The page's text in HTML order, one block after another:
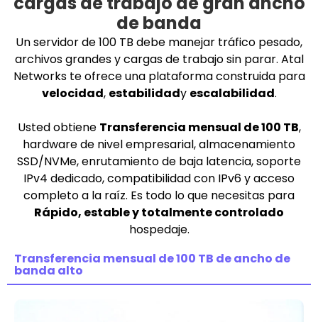
de banda
Un servidor de 100 TB debe manejar tráfico pesado,
archivos grandes y cargas de trabajo sin parar. Atal
Networks te ofrece una plataforma construida para
velocidad, estabilidady escalabilidad.
Usted obtiene Transferencia mensual de 100 TB,
hardware de nivel empresarial, almacenamiento
SSD/NVMe, enrutamiento de baja latencia, soporte
IPv4 dedicado, compatibilidad con IPv6 y acceso
completo a la raíz. Es todo lo que necesitas para
Rápido, estable y totalmente controlado
hospedaje.
Transferencia mensual de 100 TB de ancho de
banda alto